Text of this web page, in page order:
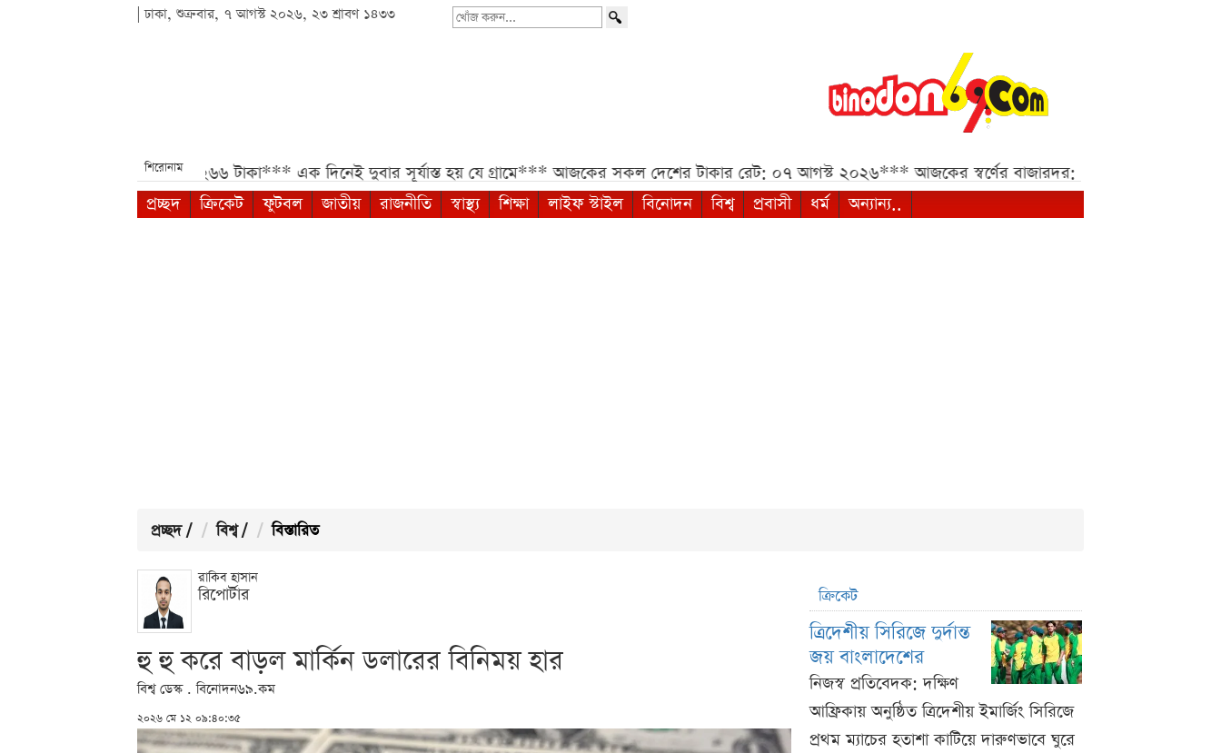
| ঢাকা, শুক্রবার, ৭ আগস্ট ২০২৬, ২৩ শ্রাবণ ১৪৩৩
খোঁজ
শিরোনাম
কমেছে ৩ হাজার ২৬৬ টাকা*** এক দিনেই দুবার সূর্যাস্ত হয় যে গ্রামে*** আজকের সকল দেশের টাকার রেট: ০৭ আগস্ট ২০২৬*** আজকের স্বর্ণের বাজারদর: ০৭ আগস্ট ২০২৬***
প্রচ্ছদ
ক্রিকেট ফুটবল জাতীয় রাজনীতি স্বাস্থ্য শিক্ষা লাইফ স্টাইল বিনোদন বিশ্ব প্রবাসী ধর্ম অন্যান্য..
প্রচ্ছদ / বিশ্ব / বিস্তারিত
রাকিব হাসান
রিপোর্টার
হু হু করে বাড়ল মার্কিন ডলারের বিনিময় হার
বিশ্ব ডেস্ক . বিনোদন৬৯.কম
২০২৬ মে ১২ ০৯:৪০:৩৫
ক্রিকেট
ত্রিদেশীয় সিরিজে দুর্দান্ত
জয় বাংলাদেশের
নিজস্ব প্রতিবেদক: দক্ষিণ
আফ্রিকায় অনুষ্ঠিত ত্রিদেশীয় ইমার্জিং সিরিজে
প্রথম ম্যাচের হতাশা কাটিয়ে দারুণভাবে ঘুরে